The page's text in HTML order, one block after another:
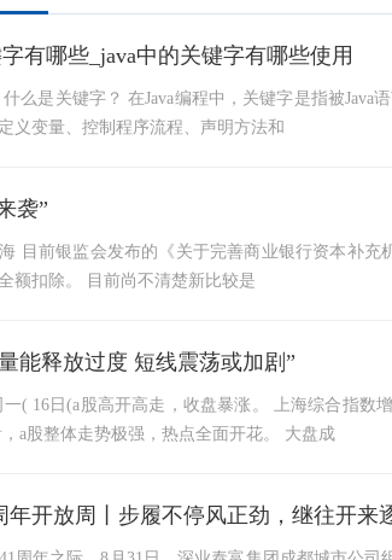
有哪些_java中的关键字有哪些使用
么是关键字？ 在Java编程中，关键字是指被
义变量、控制程序流程、声明方法和
袭”
目前银监会发布的《关于完善商业银行资本补
额扣除。 目前尚不清楚新比较是
能释放过度 短线震荡或加剧”
( 16日(a股高开高走，收盘暴涨。 上海综合指数
a股整体走势极强，热点全面开花。 大盘成
年开放周丨步履不停风正劲，继往开来